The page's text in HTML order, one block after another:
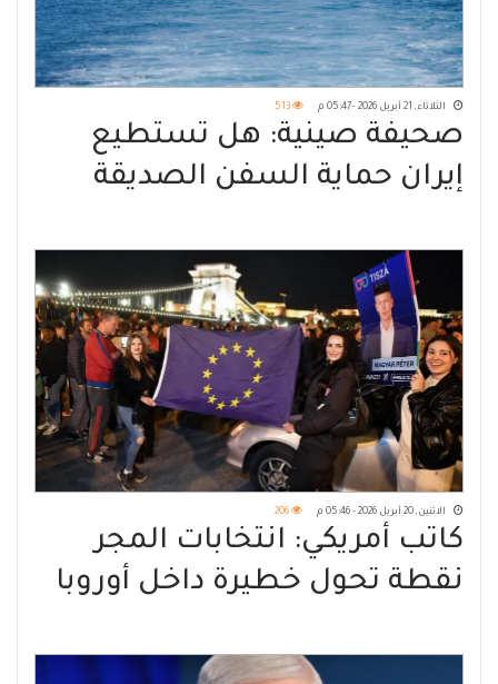
الثلاثاء, 21 أبريل 2026 - 05:47 م 513
صحيفة صينية: هل تستطيع
إيران حماية السفن الصديقة
الاثنين, 20 أبريل 2026 - 05:46 م 206
كاتب أمريكي: انتخابات المجر
نقطة تحول خطيرة داخل أوروبا